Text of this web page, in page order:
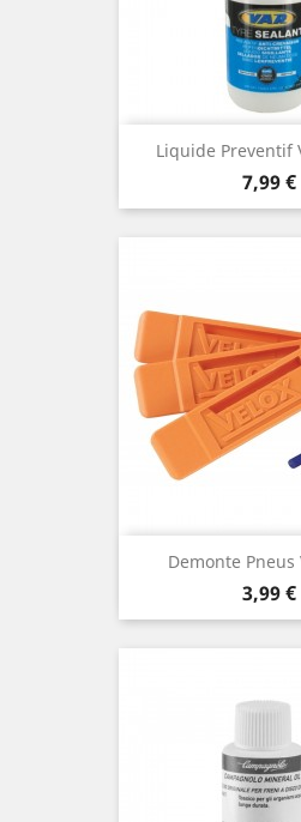
Liquide Preventif
Prix
7,99 €
Demonte Pneus
Prix
3,99 €